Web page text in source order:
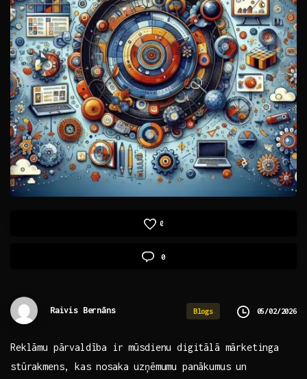
0
0
Raivis Bernāns Blogs 05/02/2026
Reklāmu pārvaldība ir mūsdienu digitālā ​mārketinga
stūrakmens, kas‌ nosaka uzņēmumu panākumus‌ un